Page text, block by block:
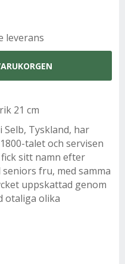
leverans
21 cm
Tyskland, har
talet och servisen
sitt namn efter
fru, med samma
uppskattad genom
otaliga olika